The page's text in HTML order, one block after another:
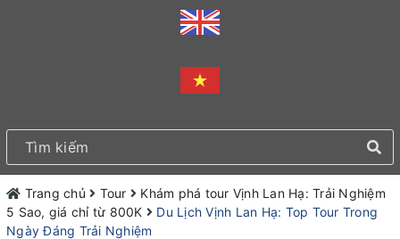
Trang chủ Tour
Khám phá tour Vịnh Lan Hạ: Trải Nghiệm
5 Sao, giá chỉ từ 800K
Du Lịch Vịnh Lan Hạ: Top Tour Trong
Ngày Đáng Trải Nghiệm